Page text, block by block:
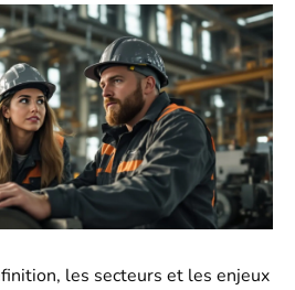
les secteurs et les enjeux